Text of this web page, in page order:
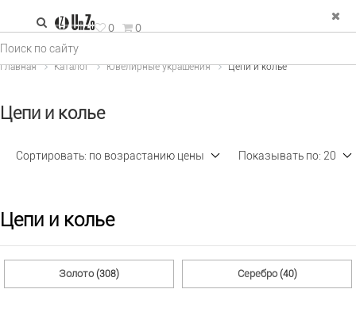
Украшения
и колье
0 0
Главная Каталог Ювелирные украшения Цепи и колье
Цепи и колье
Сортировать: по возрастанию цены Показывать по: 20
Цепи и колье
Золото (308) Серебро (40)